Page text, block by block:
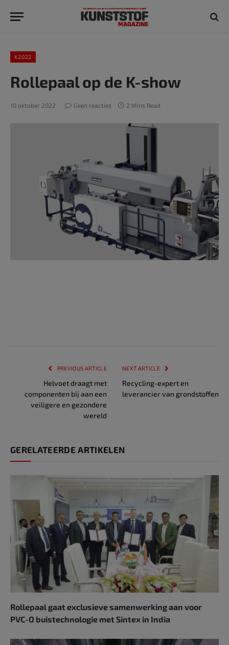
K2022
Rollepaal op de K-show
10 oktober 2022 Geen reacties 2 Mins Read
PREVIOUS ARTICLE
Helvoet draagt met
componenten bij aan een
veiligere en gezondere
wereld
NEXT ARTICLE
Recycling-expert en
leverancier van grondstoffen
GERELATEERDE ARTIKELEN
Rollepaal gaat exclusieve samenwerking aan voor
PVC-O buistechnologie met Sintex in India